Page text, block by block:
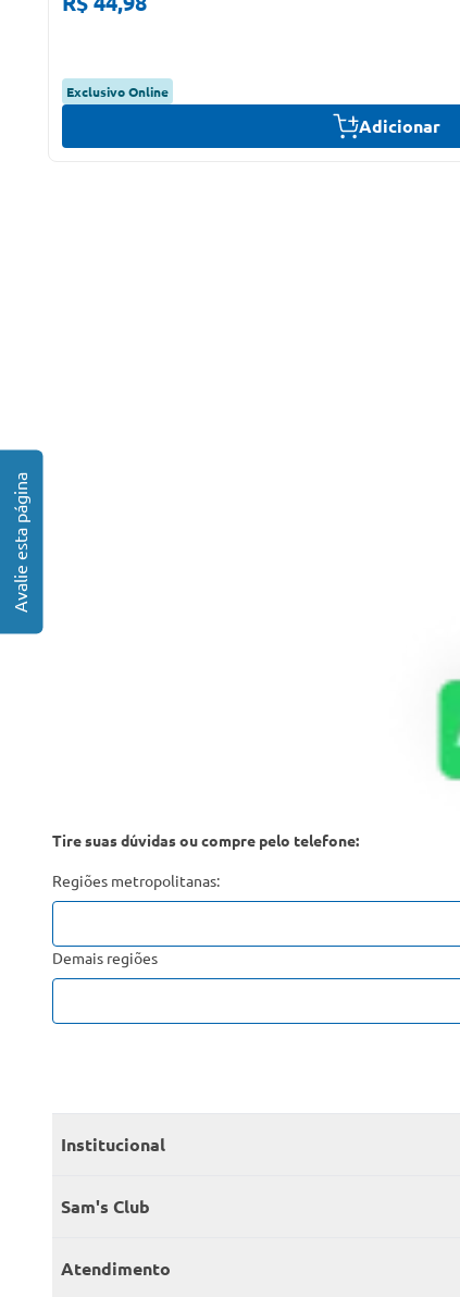
Exclusivo Online
Adicionar
Tire suas dúvidas ou compre pelo telefone:
Regiões metropolitanas:
Demais regiões
Institucional
Quem somos
Sam's Club
Seja sócio
Atendimento